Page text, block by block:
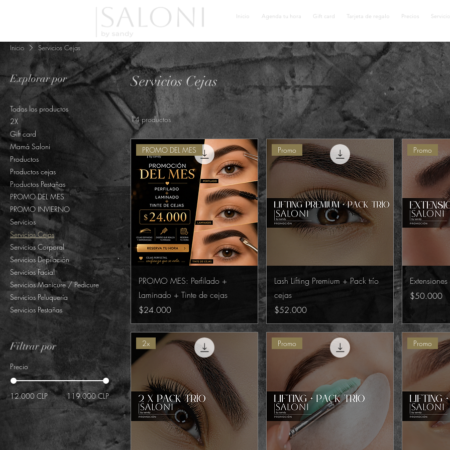
Inicio Agenda tu hora Gift card Tarjeta de regalo Precios
Inicio Servicios Cejas
Explorar por
Todos los productos
2X
Gift card
Mamá Saloni
Productos
Productos cejas
Productos Pestañas
PROMO DEL MES
PROMO INVIERNO
Servicios
Servicios Cejas
Servicios Corporal
Servicios Depilación
Servicios Facial
Servicios Manicure / Pedicure
Servicios Peluquería
Servicios Pestañas
Filtrar por
Precio
12.000 CLP 119.000 CLP
Servicios Cejas
14 productos
PROMO DEL MES
PROMO MES: Perfilado +
Laminado + Tinte de cejas
Precio
$24.000
Promo
Lash Lifting Premium + Pack trío
cejas
Precio
$52.000
Promo
Precio
$50.000
2x Promo Promo